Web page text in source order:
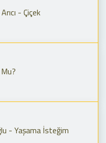
- Çiçek
- Yaşama İsteğim